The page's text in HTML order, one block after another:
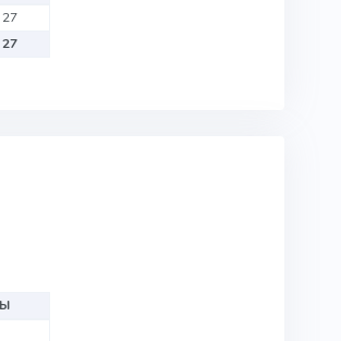
27
27